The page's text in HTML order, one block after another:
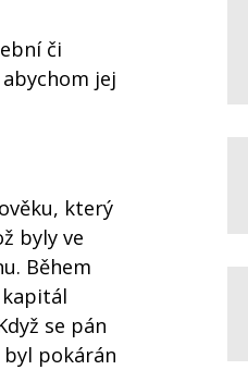
či
jej
který
byly ve
Během
se pán
pokárán